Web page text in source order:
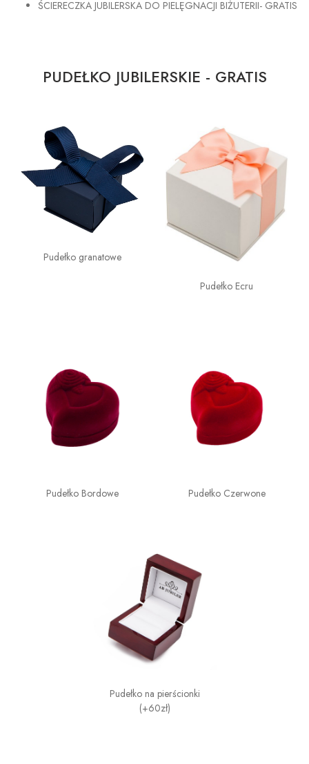
ŚCIERECZKA JUBILERSKA DO PIELĘGNACJI BIŻUTERII- GRATIS
PUDEŁKO JUBILERSKIE - GRATIS
Pudełko granatowe
Pudełko Ecru
Pudełko Bordowe Pudełko Czerwone
Pudełko na pierścionki
(+60zł)